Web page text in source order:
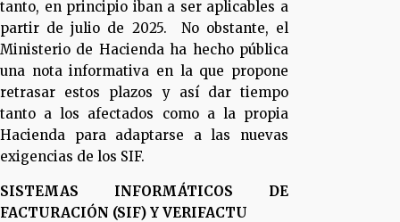
tanto, en principio iban a ser aplicables a
partir de julio de 2025. No obstante, el
Ministerio de Hacienda ha hecho pública
una nota informativa en la que propone
retrasar estos plazos y así dar tiempo
tanto a los afectados como a la propia
Hacienda para adaptarse a las nuevas
exigencias de los SIF.
SISTEMAS INFORMÁTICOS DE
FACTURACIÓN (SIF) Y VERIFACTU